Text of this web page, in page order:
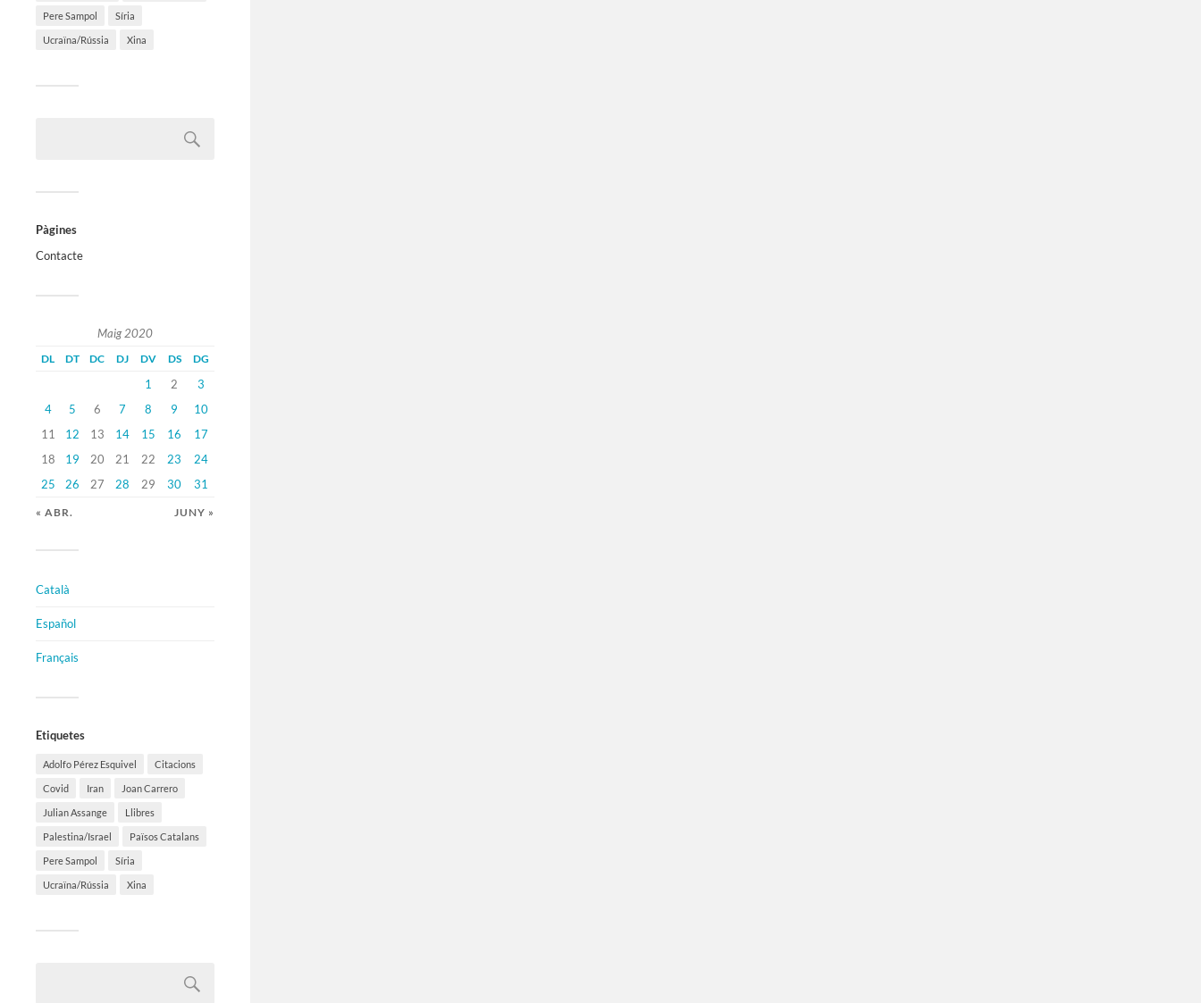
Pere Sampol Síria
Ucraïna/Rússia Xina
Pàgines
Contacte
Maig 2020
DL DT DC DJ DV DS DG
1 2
3
4
5 6 7 8 9
10
11
12 13 14 15 16
17
18
19 20 21 22 23
24
25
26 27 28 29 30 31
« ABR. JUNY »
Català
Español
Français
Etiquetes
Adolfo Pérez Esquivel Citacions
Covid Iran Joan Carrero
Julian Assange Llibres
Palestina/Israel Països Catalans
Pere Sampol Síria
Ucraïna/Rússia Xina